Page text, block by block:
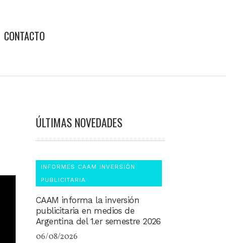
CONTACTO
ÚLTIMAS NOVEDADES
INFORMES CAAM INVERSIÓN
PUBLICITARIA
CAAM informa la inversión
publicitaria en medios de
Argentina del 1.er semestre 2026
06/08/2026